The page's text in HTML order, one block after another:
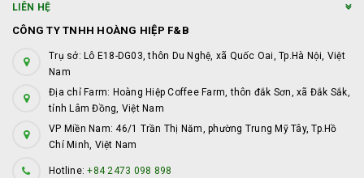
LIÊN HỆ
CÔNG TY TNHH HOÀNG HIỆP F&B
Trụ sở: Lô E18-DG03, thôn Du Nghệ, xã Quốc Oai, Tp.Hà Nội, Việt
Nam
Địa chỉ Farm: Hoàng Hiệp Coffee Farm, thôn đắk Sơn, xã Đắk Sắk,
tỉnh Lâm Đồng, Việt Nam
VP Miền Nam: 46/1 Trần Thị Năm, phường Trung Mỹ Tây, Tp.Hồ
Chí Minh, Việt Nam
Hotline:+84 2473 098 898